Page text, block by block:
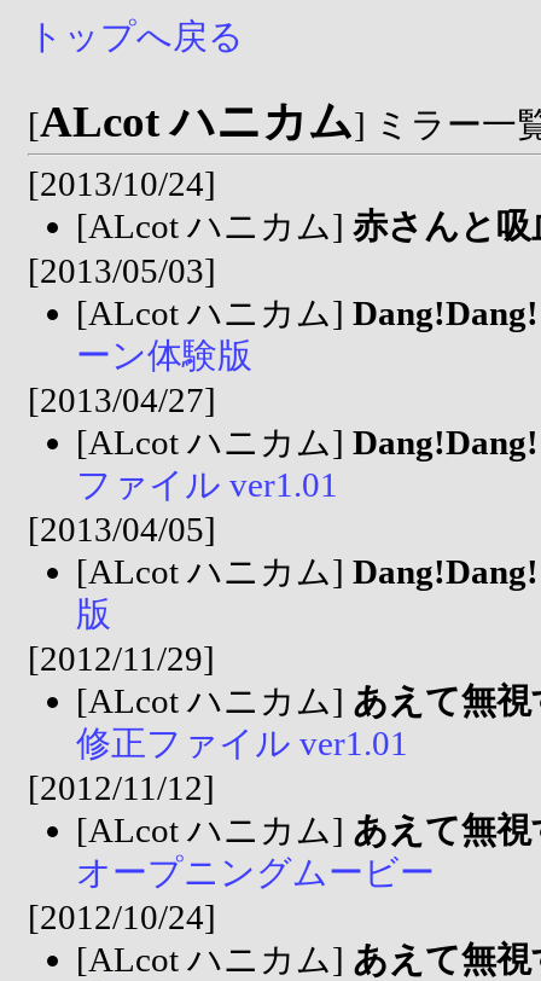
トップへ戻る
[ALcot ハニカム] ミラー一
[2013/10/24]
[ALcot ハニカム] 赤さんと吸
[2013/05/03]
[ALcot ハニカム]
ーン体験版
[2013/04/27]
[ALcot ハニカム]
ファイル ver1.01
[2013/04/05]
[ALcot ハニカム]
版
[2012/11/29]
[ALcot ハニカム] あえて無視
修正ファイル ver1.01
[2012/11/12]
[ALcot ハニカム] あえて無視
オープニングムービー
[2012/10/24]
[ALcot ハニカム] あえて無視